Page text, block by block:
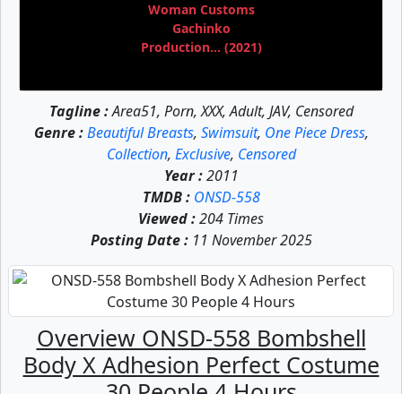
Woman Customs
Gachinko
Production... (2021)
Tagline :Area51, Porn, XXX, Adult, JAV, Censored
Genre : Beautiful Breasts, Swimsuit, One Piece Dress,
Collection, Exclusive, Censored
Year :2011
TMDB : ONSD-558
Viewed :204 Times
Posting Date :11 November 2025
Overview ONSD-558 Bombshell
Body X Adhesion Perfect Costume